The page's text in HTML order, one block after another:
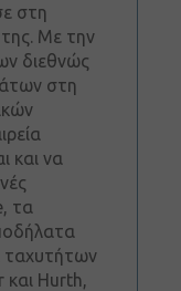
στη
της. Με την
διεθνώς
στη
και να
τα
ταχυτήτων
και Hurth,